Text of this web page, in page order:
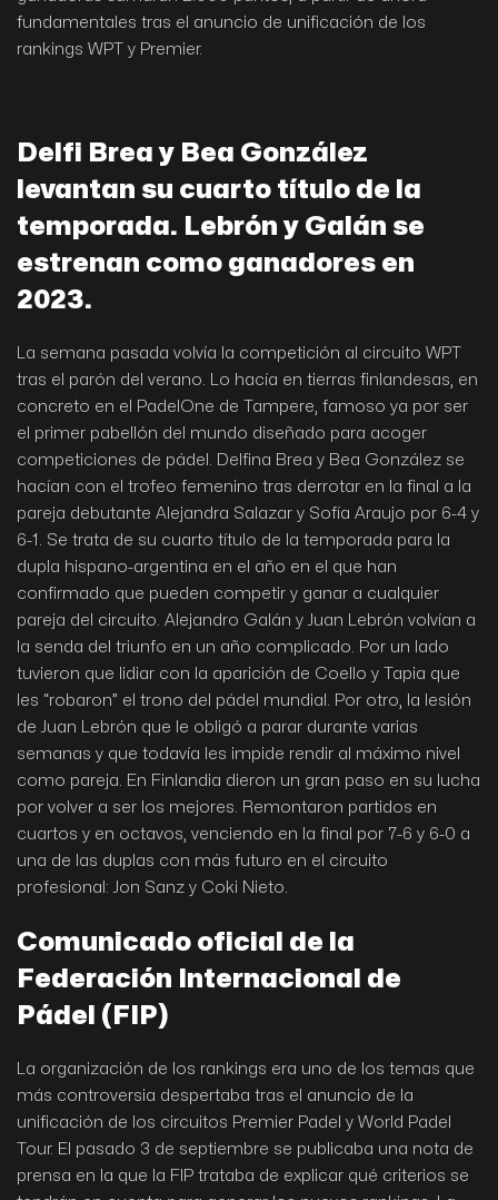
fundamentales tras el anuncio de unificación de los
rankings WPT y Premier.
Delfi Brea y Bea González
levantan su cuarto título de la
temporada. Lebrón y Galán se
estrenan como ganadores en
2023.
La semana pasada volvía la competición al circuito WPT
tras el parón del verano. Lo hacía en tierras finlandesas, en
concreto en el PadelOne de Tampere, famoso ya por ser
el primer pabellón del mundo diseñado para acoger
competiciones de pádel. Delfina Brea y Bea González se
hacían con el trofeo femenino tras derrotar en la final a la
pareja debutante Alejandra Salazar y Sofía Araujo por 6-4 y
6-1. Se trata de su cuarto título de la temporada para la
dupla hispano-argentina en el año en el que han
confirmado que pueden competir y ganar a cualquier
pareja del circuito. Alejandro Galán y Juan Lebrón volvían a
la senda del triunfo en un año complicado. Por un lado
tuvieron que lidiar con la aparición de Coello y Tapia que
les “robaron” el trono del pádel mundial. Por otro, la lesión
de Juan Lebrón que le obligó a parar durante varias
semanas y que todavía les impide rendir al máximo nivel
como pareja. En Finlandia dieron un gran paso en su lucha
por volver a ser los mejores. Remontaron partidos en
cuartos y en octavos, venciendo en la final por 7-6 y 6-0 a
una de las duplas con más futuro en el circuito
profesional: Jon Sanz y Coki Nieto.
Comunicado oficial de la
Federación Internacional de
Pádel (FIP)
La organización de los rankings era uno de los temas que
más controversia despertaba tras el anuncio de la
unificación de los circuitos Premier Padel y World Padel
Tour. El pasado 3 de septiembre se publicaba una nota de
prensa en la que la FIP trataba de explicar qué criterios se